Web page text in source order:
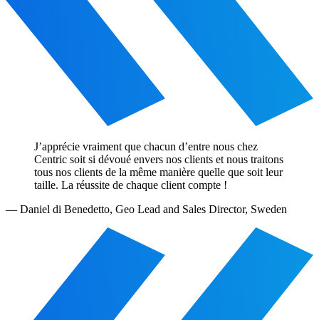
J’apprécie vraiment que chacun d’entre nous chez
Centric soit si dévoué envers nos clients et nous traitons
tous nos clients de la même manière quelle que soit leur
taille. La réussite de chaque client compte !
— Daniel di Benedetto, Geo Lead and Sales Director, Sweden